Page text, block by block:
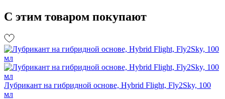
С этим товаром покупают
Лубрикант на гибридной основе, Hybrid Flight, Fly2Sky, 100
мл